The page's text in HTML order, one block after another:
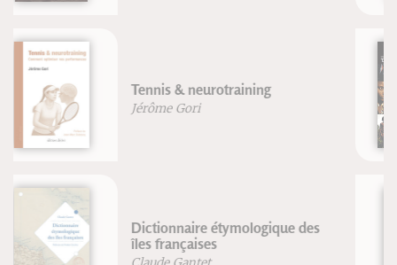
Le tatouage à travers le monde
Marteen Hesselt Van Dinther
De la perfection musculaire à la
performance sportive